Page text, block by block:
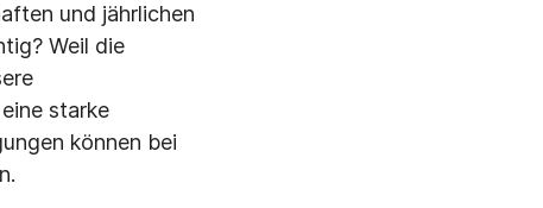
und jährlichen
Weil die
starke
können bei